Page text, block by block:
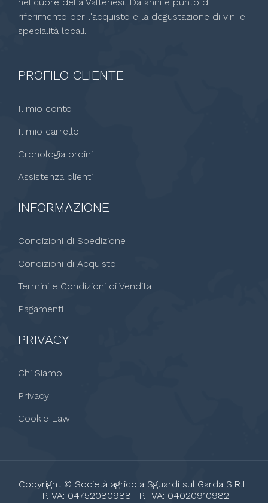
riferimento per l'acquisto e la degustazione di vini e
specialità locali.
PROFILO CLIENTE
Il mio conto
Il mio carrello
Cronologia ordini
Assistenza clienti
INFORMAZIONE
Condizioni di Spedizione
Condizioni di Acquisto
Termini e Condizioni di Vendita
Pagamenti
PRIVACY
Chi Siamo
Privacy
Cookie Law
Copyright © Società agricola Sguardi sul Garda S.R.L.
- P.IVA: 04752080988 | P. IVA: 04020910982 |